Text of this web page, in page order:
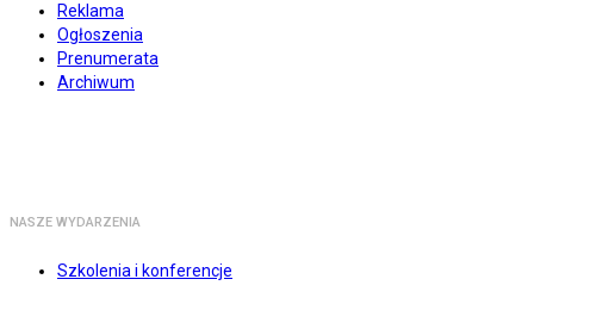
Reklama
Ogłoszenia
Prenumerata
Archiwum
NASZE WYDARZENIA
Szkolenia i konferencje